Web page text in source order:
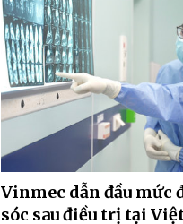
Vinmec dẫn đầu mức
sóc sau điều trị tại